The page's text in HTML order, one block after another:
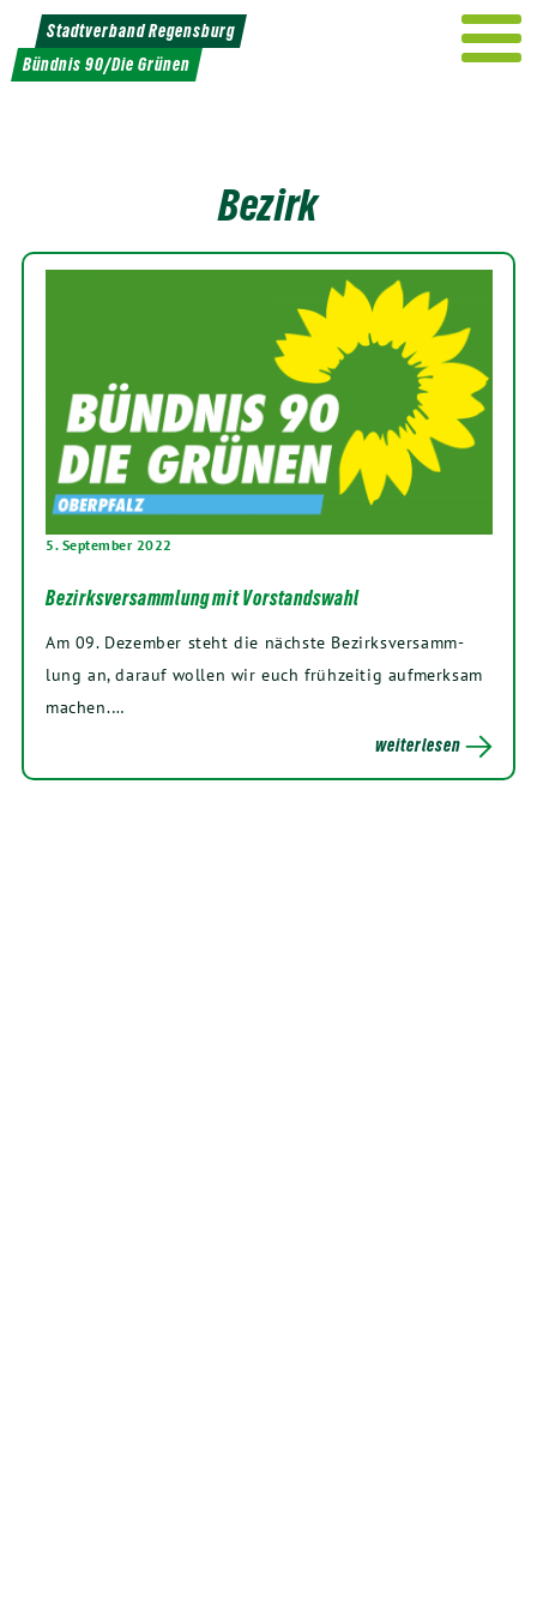
Weiter
zum
Inhalt
Stadtverband Regensburg
Bündnis 90/Die Grünen
Bezirk
5. September 2022
Bezirksversammlung mit Vorstandswahl
Am 09. Dezem­ber steht die nächs­te Bezirks­ver­samm­
lung an, dar­auf wol­len wir euch früh­zei­tig auf­merk­sam
machen.…
weiterlesen